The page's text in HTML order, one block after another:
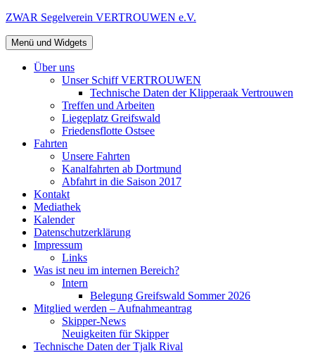
Zum
springen
ZWAR Segelverein VERTROUWEN e.V.
Menü und Widgets
Über uns
Unser Schiff VERTROUWEN
Technische Daten der Klipperaak Vertrouwen
Treffen und Arbeiten
Liegeplatz Greifswald
Friedensflotte Ostsee
Fahrten
Unsere Fahrten
Kanalfahrten ab Dortmund
Abfahrt in die Saison 2017
Kontakt
Mediathek
Kalender
Datenschutzerklärung
Impressum
Links
Was ist neu im internen Bereich?
Intern
Belegung Greifswald Sommer 2026
Mitglied werden – Aufnahmeantrag
Skipper-News
Neuigkeiten für Skipper
Technische Daten der Tjalk Rival